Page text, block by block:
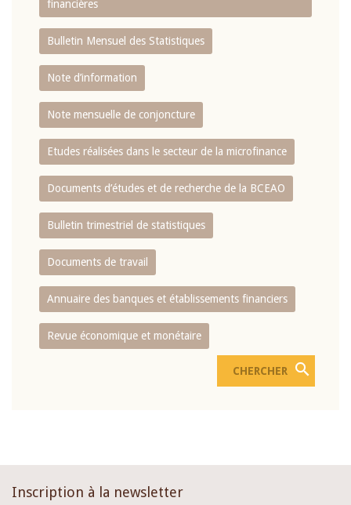
financières
Bulletin Mensuel des Statistiques
Note d’information
Note mensuelle de conjoncture
Etudes réalisées dans le secteur de la microfinance
Documents d’études et de recherche de la BCEAO
Bulletin trimestriel de statistiques
Documents de travail
Annuaire des banques et établissements financiers
Revue économique et monétaire
Inscription à la newsletter